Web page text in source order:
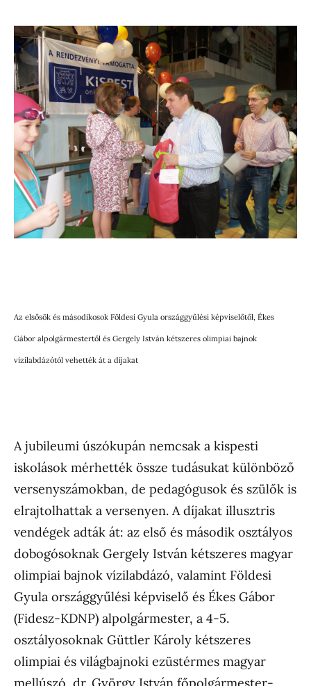
Az elsősök és másodikosok Földesi Gyula országgyűlési képviselőtől, Ékes
Gábor alpolgármestertől és Gergely István kétszeres olimpiai bajnok
vízilabdázótól vehették át a díjakat
A jubileumi úszókupán nemcsak a kispesti
iskolások mérhették össze tudásukat különböző
versenyszámokban, de pedagógusok és szülők is
elrajtolhattak a versenyen. A díjakat illusztris
vendégek adták át: az első és második osztályos
dobogósoknak Gergely István kétszeres magyar
olimpiai bajnok vízilabdázó, valamint Földesi
Gyula országgyűlési képviselő és Ékes Gábor
(Fidesz-KDNP) alpolgármester, a 4-5.
osztályosoknak Güttler Károly kétszeres
olimpiai és világbajnoki ezüstérmes magyar